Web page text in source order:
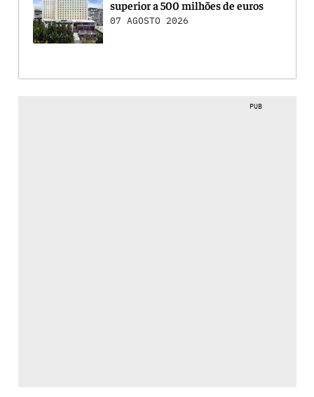
superior a 500 milhões de euros
07 AGOSTO 2026
PUB